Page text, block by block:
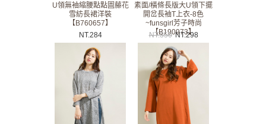
U領無袖縮腰點點圖藤花
雪紡長裙洋裝
【B760657】
NT.284
素面/橫條長版大U領下擺
開岔長袖T上衣-8色
~funsgirl芳子時尚
【B190973】
NT.350 NT.298